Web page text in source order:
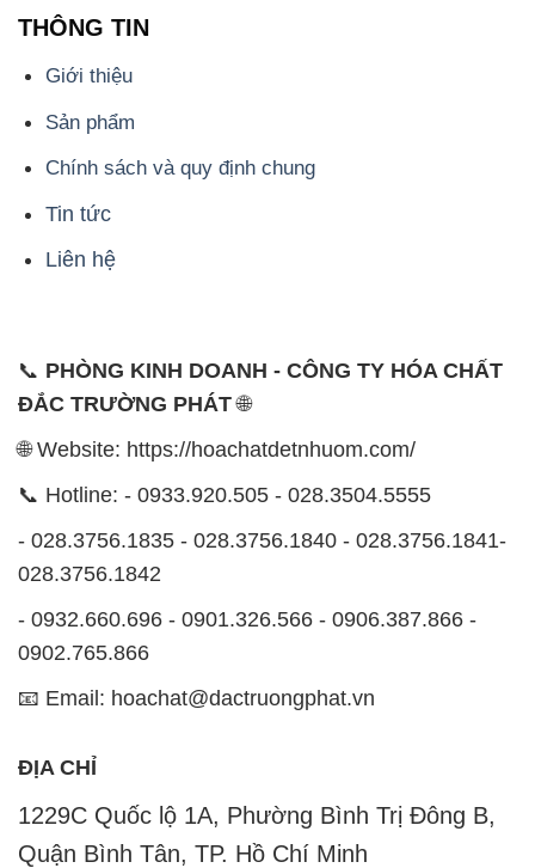
THÔNG TIN
Giới thiệu
Sản phẩm
Chính sách và quy định chung
Tin tức
Liên hệ
📞 PHÒNG KINH DOANH - CÔNG TY HÓA CHẤT
ĐẮC TRƯỜNG PHÁT🌐
🌐 Website: https://hoachatdetnhuom.com/
📞 Hotline: - 0933.920.505 - 028.3504.5555
- 028.3756.1835 - 028.3756.1840 - 028.3756.1841-
028.3756.1842
- 0932.660.696 - 0901.326.566 - 0906.387.866 -
0902.765.866
📧 Email: hoachat@dactruongphat.vn
ĐỊA CHỈ
1229C Quốc lộ 1A, Phường Bình Trị Đông B,
Quận Bình Tân, TP. Hồ Chí Minh